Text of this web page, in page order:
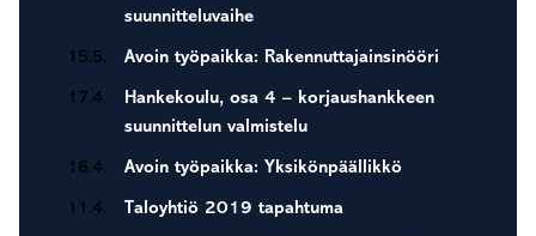
suunnitteluvaihe
15.5. Avoin työpaikka: Rakennuttajainsinööri
17.4.
Hankekoulu, osa 4 – korjaushankkeen
suunnittelun valmistelu
16.4. Avoin työpaikka: Yksikönpäällikkö
11.4. Taloyhtiö 2019 tapahtuma